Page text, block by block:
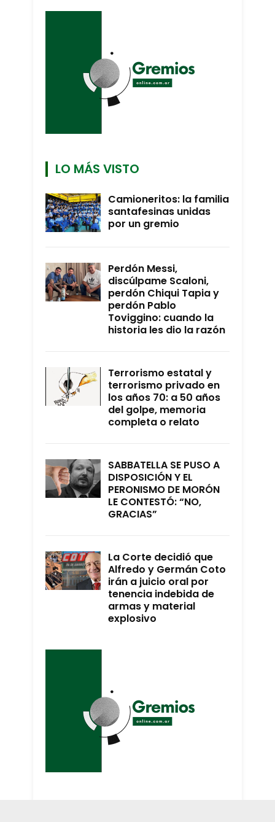
LO MÁS VISTO
Camioneritos: la familia
santafesinas unidas
por un gremio
Perdón Messi,
discúlpame Scaloni,
perdón Chiqui Tapia y
perdón Pablo
Toviggino: cuando la
historia les dio la razón
Terrorismo estatal y
terrorismo privado en
los años 70: a 50 años
del golpe, memoria
completa o relato
SABBATELLA SE PUSO A
DISPOSICIÓN Y EL
PERONISMO DE MORÓN
LE CONTESTÓ: “NO,
GRACIAS”
La Corte decidió que
Alfredo y Germán Coto
irán a juicio oral por
tenencia indebida de
armas y material
explosivo